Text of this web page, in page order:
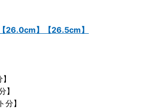
【26.0cm】
【26.5cm】
】
分】